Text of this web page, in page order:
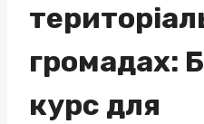
громадах:
курс для